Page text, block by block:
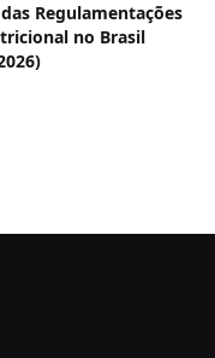
Regulamentações
no Brasil